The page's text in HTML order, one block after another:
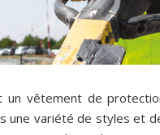
vêtement de
une variété de styles et